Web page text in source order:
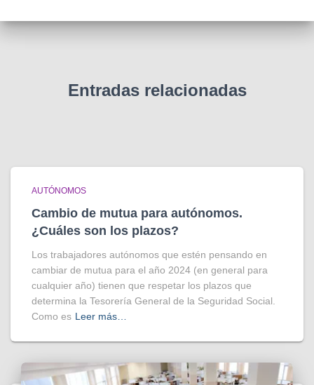
Entradas relacionadas
AUTÓNOMOS
Cambio de mutua para autónomos.
¿Cuáles son los plazos?
Los trabajadores autónomos que estén pensando en
cambiar de mutua para el año 2024 (en general para
cualquier año) tienen que respetar los plazos que
determina la Tesorería General de la Seguridad Social.
Como es Leer más…